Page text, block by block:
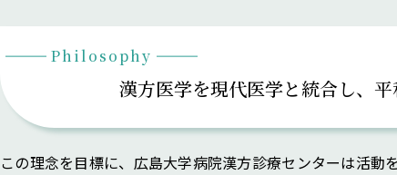
Philosophy
漢方医学を現代医学と統合し、 平
この理念を目標に、広島大学病院漢方診療センターは活動を